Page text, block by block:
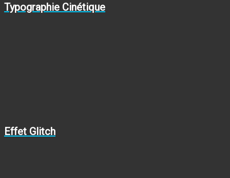
Typographie Cinétique
Effet Glitch